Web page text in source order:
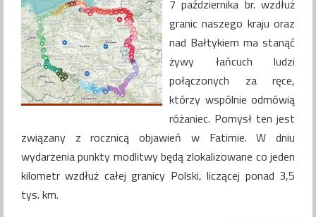
7 października br. wzdłuż
granic naszego kraju oraz
nad Bałtykiem ma stanąć
żywy łańcuch ludzi
połączonych za ręce,
którzy wspólnie odmówią
różaniec. Pomysł ten jest
związany z rocznicą objawień w Fatimie. W dniu
wydarzenia punkty modlitwy będą zlokalizowane co jeden
kilometr wzdłuż całej granicy Polski, liczącej ponad 3,5
tys. km.